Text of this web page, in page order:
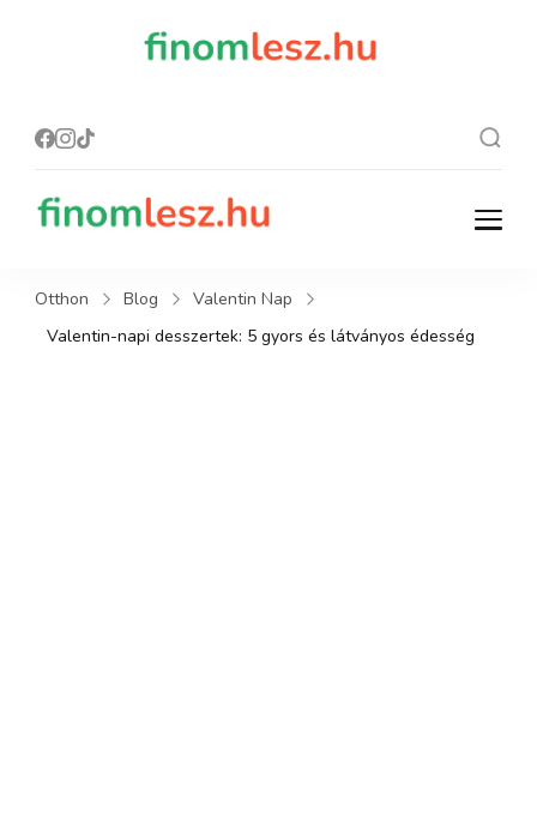
finomlesz.hu
Recept, ami finom lesz.
Otthon Blog
Valentin Nap
Valentin-napi desszertek: 5 gyors és látványos édesség